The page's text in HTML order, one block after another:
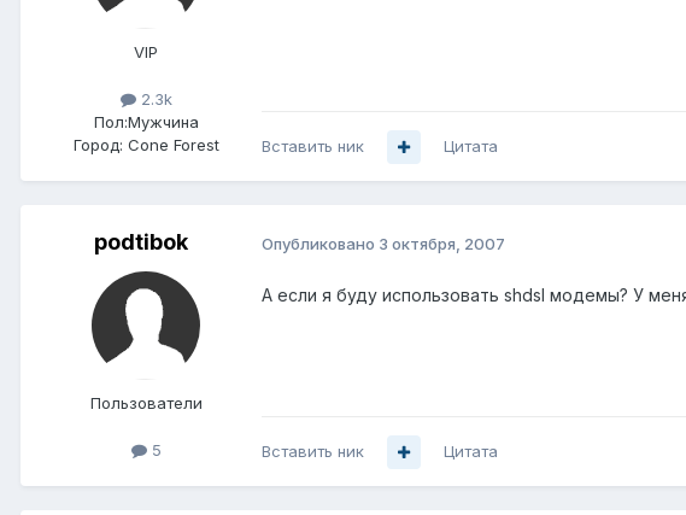
VIP
2.3k
Пол:Мужчина
Город: Cone Forest Вставить ник Цитата
podtibok
Пользователи
5
Опубликовано 3 октября, 2007
А если я буду использовать shdsl модемы? У
Вставить ник Цитата